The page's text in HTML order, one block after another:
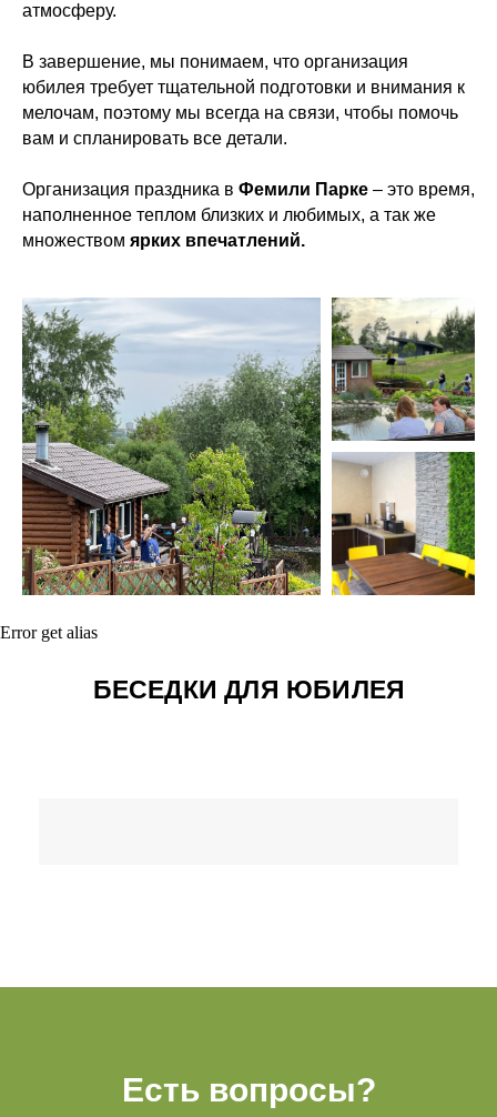
атмосферу.
В завершение, мы понимаем, что организация
юбилея требует тщательной подготовки и внимания к
мелочам, поэтому мы всегда на связи, чтобы помочь
вам и спланировать все детали.
Организация праздника в Фемили Парке – это время,
наполненное теплом близких и любимых, а так же
множеством ярких впечатлений.
Error get alias
БЕСЕДКИ ДЛЯ ЮБИЛЕЯ
Есть вопросы?